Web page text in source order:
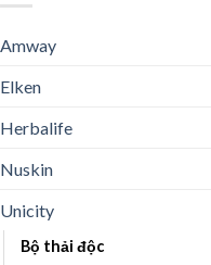
Amway
Elken
Herbalife
Nuskin
Unicity
Bộ thải độc